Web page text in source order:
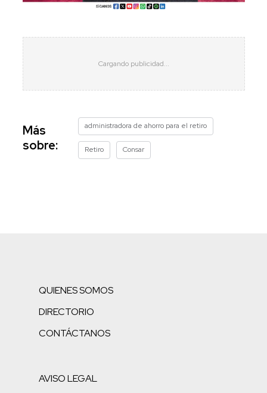
Más
sobre:
administradora de ahorro para el retiro
Retiro Consar
QUIENES SOMOS
DIRECTORIO
CONTÁCTANOS
AVISO LEGAL